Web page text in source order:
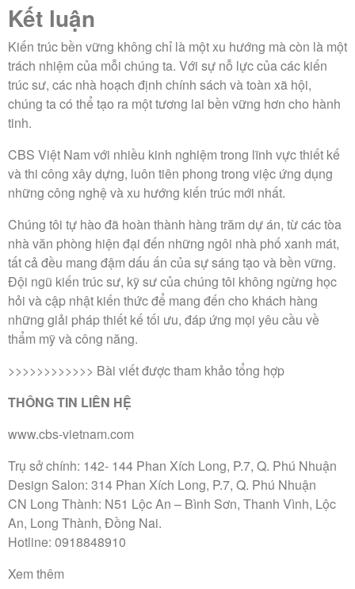
Kết luận
Kiến trúc bền vững không chỉ là một xu hướng mà còn là một
trách nhiệm của mỗi chúng ta. Với sự nỗ lực của các kiến
trúc sư, các nhà hoạch định chính sách và toàn xã hội,
chúng ta có thể tạo ra một tương lai bền vững hơn cho hành
tinh.
CBS Việt Nam với nhiều kinh nghiệm trong lĩnh vực thiết kế
và thi công xây dựng, luôn tiên phong trong việc ứng dụng
những công nghệ và xu hướng kiến trúc mới nhất.
Chúng tôi tự hào đã hoàn thành hàng trăm dự án, từ các tòa
nhà văn phòng hiện đại đến những ngôi nhà phố xanh mát,
tất cả đều mang đậm dấu ấn của sự sáng tạo và bền vững.
Đội ngũ kiến trúc sư, kỹ sư của chúng tôi không ngừng học
hỏi và cập nhật kiến thức để mang đến cho khách hàng
những giải pháp thiết kế tối ưu, đáp ứng mọi yêu cầu về
thẩm mỹ và công năng.
>>>>>>>>>>>> Bài viết được tham khảo tổng hợp
THÔNG TIN LIÊN HỆ
www.cbs-vietnam.com
Trụ sở chính: 142- 144 Phan Xích Long, P.7, Q. Phú Nhuận
Design Salon: 314 Phan Xích Long, P.7, Q. Phú Nhuận
CN Long Thành: N51 Lộc An – Bình Sơn, Thanh Vình, Lộc
An, Long Thành, Đồng Nai.
Hotline: 0918848910
Xem thêm